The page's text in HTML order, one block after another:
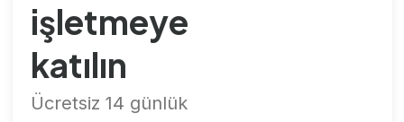
işletmeye
katılın
Ücretsiz 14 günlük